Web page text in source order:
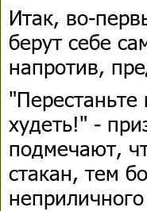
Итак, во-
берут себе
напротив,
худеть!" -
подмечают,
стакан, тем